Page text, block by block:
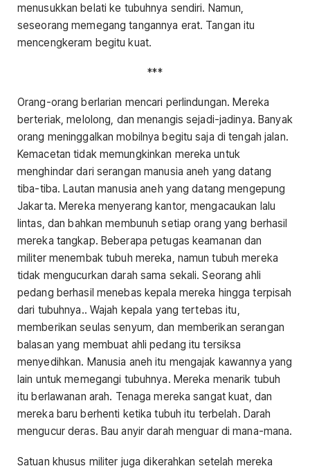
menusukkan belati ke tubuhnya sendiri. Namun,
seseorang memegang tangannya erat. Tangan itu
mencengkeram begitu kuat.
***
Orang-orang berlarian mencari perlindungan. Mereka
berteriak, melolong, dan menangis sejadi-jadinya. Banyak
orang meninggalkan mobilnya begitu saja di tengah jalan.
Kemacetan tidak memungkinkan mereka untuk
menghindar dari serangan manusia aneh yang datang
tiba-tiba. Lautan manusia aneh yang datang mengepung
Jakarta. Mereka menyerang kantor, mengacaukan lalu
lintas, dan bahkan membunuh setiap orang yang berhasil
mereka tangkap. Beberapa petugas keamanan dan
militer menembak tubuh mereka, namun tubuh mereka
tidak mengucurkan darah sama sekali. Seorang ahli
pedang berhasil menebas kepala mereka hingga terpisah
dari tubuhnya.. Wajah kepala yang tertebas itu,
memberikan seulas senyum, dan memberikan serangan
balasan yang membuat ahli pedang itu tersiksa
menyedihkan. Manusia aneh itu mengajak kawannya yang
lain untuk memegangi tubuhnya. Mereka menarik tubuh
itu berlawanan arah. Tenaga mereka sangat kuat, dan
mereka baru berhenti ketika tubuh itu terbelah. Darah
mengucur deras. Bau anyir darah menguar di mana-mana.
Satuan khusus militer juga dikerahkan setelah mereka